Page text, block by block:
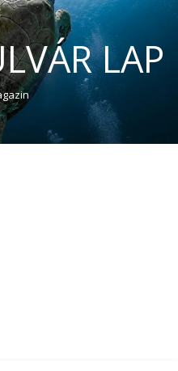
LAP